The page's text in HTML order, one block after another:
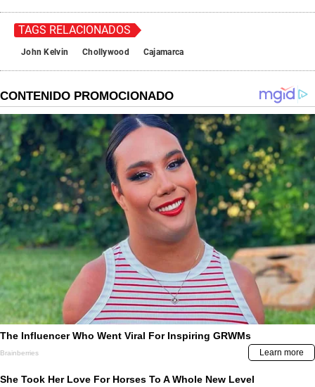
TAGS RELACIONADOS
John Kelvin Chollywood Cajamarca